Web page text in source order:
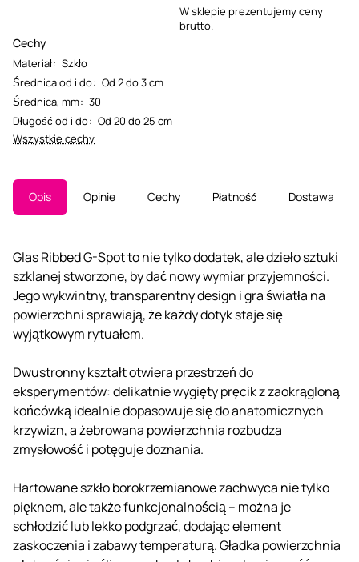
Cechy
Materiał: Szkło
Średnica od i do: Od 2 do 3 cm
Średnica, mm: 30
Długość od i do: Od 20 do 25 cm
Wszystkie cechy
W sklepie prezentujemy ceny
brutto.
Opis Opinie Cechy Płatność Dostawa
Glas Ribbed G-Spot to nie tylko dodatek, ale dzieło sztuki
szklanej stworzone, by dać nowy wymiar przyjemności.
Jego wykwintny, transparentny design i gra światła na
powierzchni sprawiają, że każdy dotyk staje się
wyjątkowym rytuałem.
Dwustronny kształt otwiera przestrzeń do
eksperymentów: delikatnie wygięty pręcik z zaokrągloną
końcówką idealnie dopasowuje się do anatomicznych
krzywizn, a żebrowana powierzchnia rozbudza
zmysłowość i potęguje doznania.
Hartowane szkło borokrzemianowe zachwyca nie tylko
pięknem, ale także funkcjonalnością – można je
schłodzić lub lekko podgrzać, dodając element
zaskoczenia i zabawy temperaturą. Gładka powierzchnia